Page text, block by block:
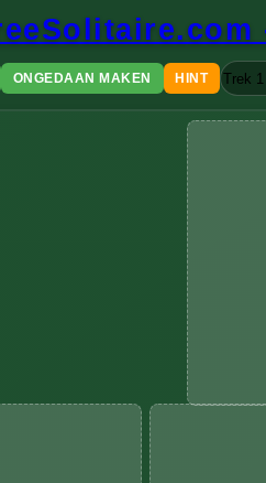
ONGEDAAN MAKEN HINT Trek 1